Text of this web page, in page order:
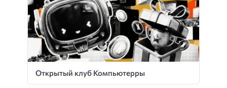
Открытый клуб Компьютерры